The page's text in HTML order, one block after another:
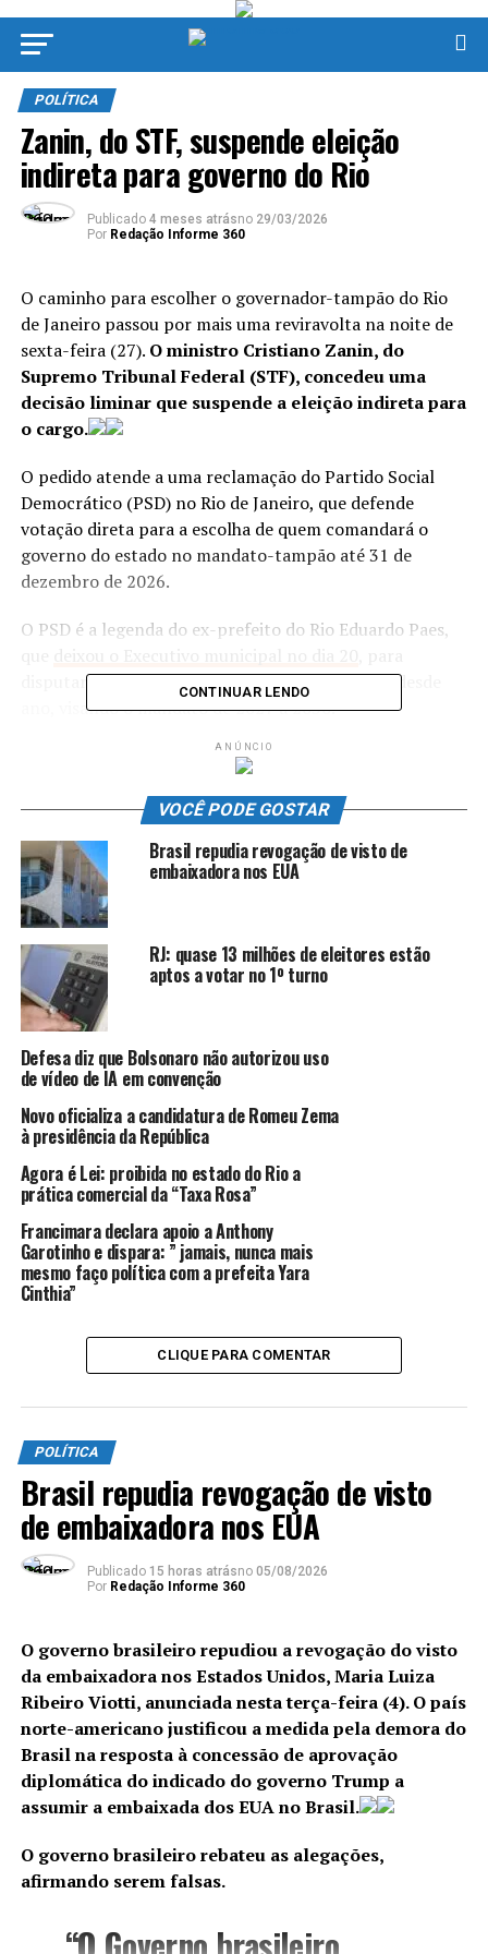
POLÍTICA
Zanin, do STF, suspende eleição
indireta para governo do Rio
Publicado 4 meses atrásno 29/03/2026
Por Redação Informe 360
O caminho para escolher o governador-tampão do Rio
de Janeiro passou por mais uma reviravolta na noite de
sexta-feira (27). O ministro Cristiano Zanin, do
Supremo Tribunal Federal (STF), concedeu uma
decisão liminar que suspende a eleição indireta para
o cargo.
O pedido atende a uma reclamação do Partido Social
Democrático (PSD) no Rio de Janeiro, que defende
votação direta para a escolha de quem comandará o
governo do estado no mandato-tampão até 31 de
dezembro de 2026.
O PSD é a legenda do ex-prefeito do Rio Eduardo Paes,
disputar a eleição para governador em outubro desde
ano, visando o mandato de 2027 a 2030.
Na eleição indireta, em vez de a população ir às
urnas, são os deputados estaduais que escolhem o
governador.
Justificativa
A decisão de Zanin foi tomada no mesmo dia em que
para o governo fluminense, referente à Ação Direta de
Inconstitucionalidade (ADI) 7942.
ANÚNCIO
Na decisão, Zanin cita seu entendimento em prol do
voto direto, divergente da maioria do STF.
classificou arenúncia do governador Cláudio
de burlar a Justiça Eleitoral.
“A renúncia do governador
eleito surge como
mecanismo de burla à
autoridade da Justiça
Eleitoral, excluindo o
eleitor e, em consequência,
o exercício da soberania
popular, da escolha do
titular para o cargo de
governador do Estado,
ainda que em período
residual”, diz o ministro.
Constituição Federal, é exercida pelo sufrágio universal
CONTINUAR LENDO
ANÚNCIO
VOCÊ PODE GOSTAR
Brasil repudia revogação de visto de
embaixadora nos EUA
RJ: quase 13 milhões de eleitores estão
aptos a votar no 1º turno
Defesa diz que Bolsonaro não autorizou uso
de vídeo de IA em convenção
Novo oficializa a candidatura de Romeu Zema
à presidência da República
Agora é Lei: proibida no estado do Rio a
prática comercial da “Taxa Rosa”
Francimara declara apoio a Anthony
Garotinho e dispara: ” jamais, nunca mais
mesmo faço política com a prefeita Yara
Cinthia”
CLIQUE PARA COMENTAR
POLÍTICA
Brasil repudia revogação de visto
de embaixadora nos EUA
Publicado 15 horas atrásno 05/08/2026
Por Redação Informe 360
O governo brasileiro repudiou a revogação do visto
da embaixadora nos Estados Unidos, Maria Luiza
Ribeiro Viotti, anunciada nesta terça-feira (4). O país
norte-americano justificou a medida pela demora do
Brasil na resposta à concessão de aprovação
diplomática do indicado do governo Trump a
assumir a embaixada dos EUA no Brasil.
O governo brasileiro rebateu as alegações,
afirmando serem falsas.